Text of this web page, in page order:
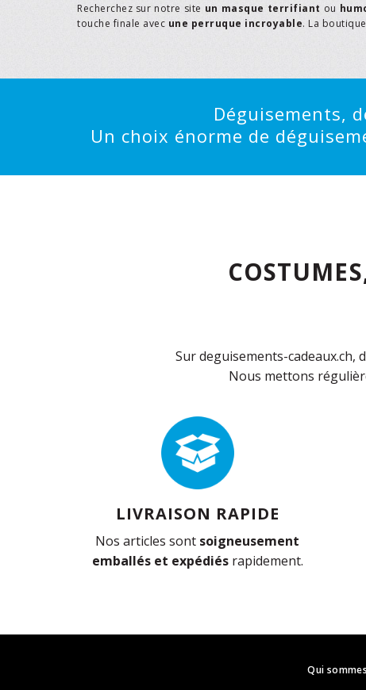
Recherchez sur notre site un masque terrifiant ou
touche finale avec une perruque incroyable. La
Déguisements,
Un choix énorme de
Sur deguisements-
Nous mettons
LIVRAISON RAPIDE
Nos articles sont soigneusement
emballés et expédiésrapidement.
Qui